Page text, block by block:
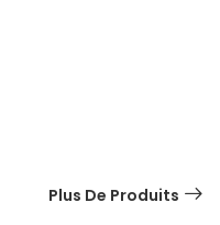
Plus De Produits